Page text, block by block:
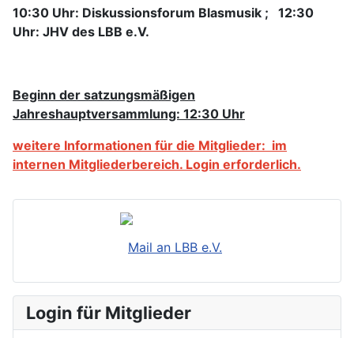
10:30 Uhr: Diskussionsforum Blasmusik ; 12:30
Uhr: JHV des LBB e.V.
Beginn der satzungsmäßigen
Jahreshauptversammlung: 12:30 Uhr
weitere Informationen für die Mitglieder: im
internen Mitgliederbereich. Login erforderlich.
Mail an LBB e.V.
Login für Mitglieder